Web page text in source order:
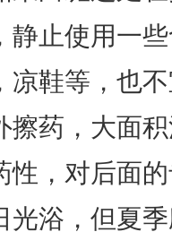
静止使用一
凉鞋等，也
擦药，大面
性，对后面
光浴，但夏